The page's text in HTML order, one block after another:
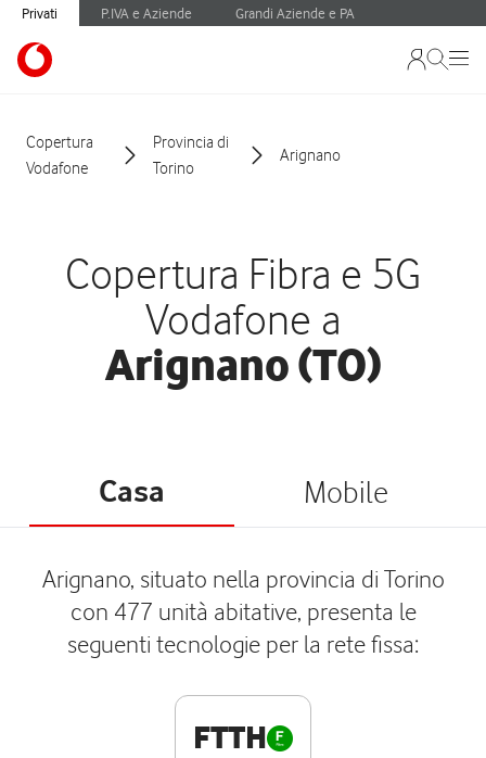
Privati P.IVA e Aziende Grandi Aziende e PA
Copertura
Vodafone
Provincia di
Torino
Arignano
Copertura Fibra e 5G
Vodafone a
Arignano (TO)
Casa Mobile
Arignano, situato nella provincia di Torino
con 477 unità abitative, presenta le
seguenti tecnologie per la rete fissa:
FTTH